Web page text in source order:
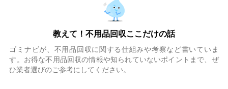
教えて！不用品回収ここだけの話
ゴミナビが、不用品回収に関する仕組みや考察など書いていま
す。お得な不用品回収の情報や知られていないポイントまで、ぜ
ひ業者選びのご参考にしてください。